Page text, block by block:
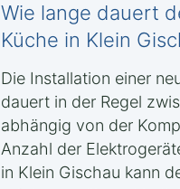
Wie lange dauert
Küche in Klein
Die Installation einer
dauert in der Regel
abhängig von der
Anzahl der
in Klein Gischau kann